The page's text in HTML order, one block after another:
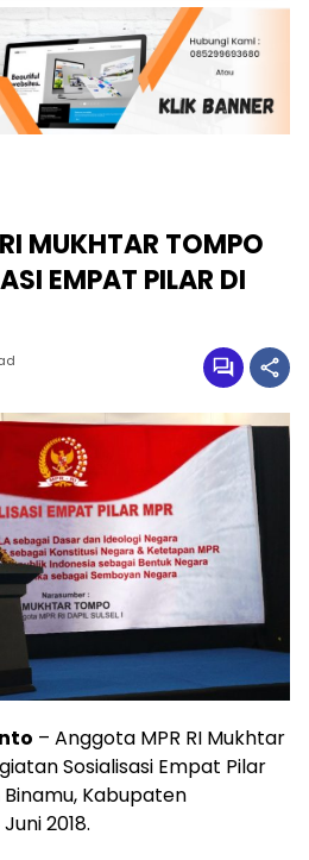
MUKHTAR TOMPO
EMPAT PILAR DI
– Anggota MPR RI Mukhtar
Sosialisasi Empat Pilar
Kabupaten
2018.